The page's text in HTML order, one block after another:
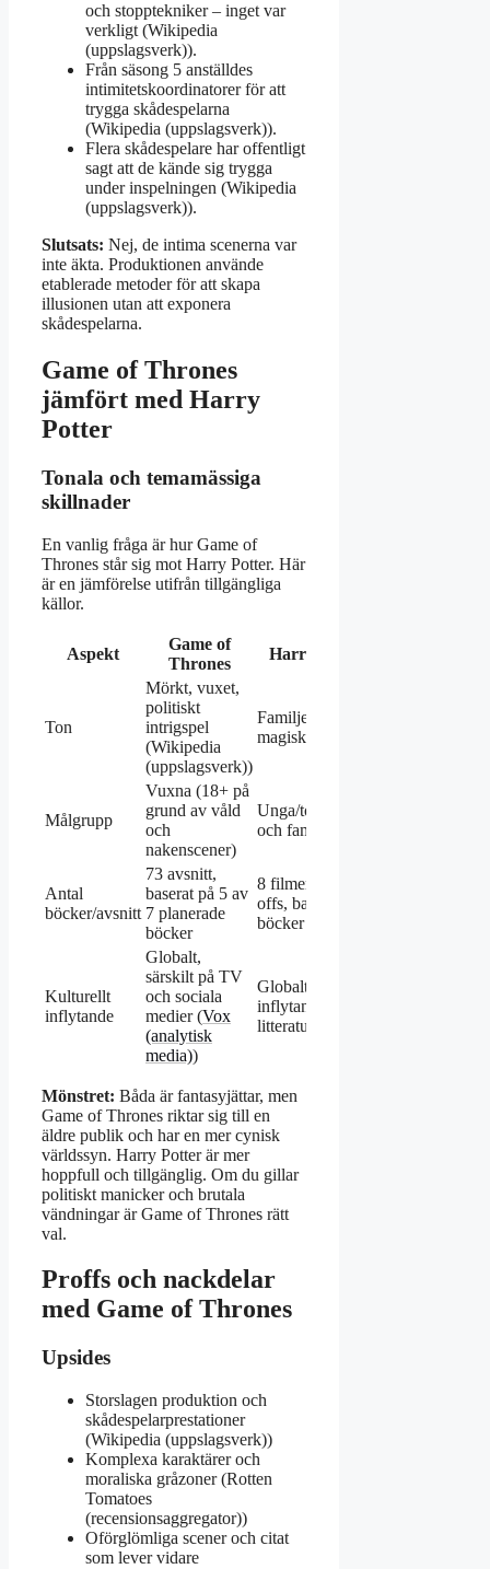
och stopptekniker – inget var
verkligt (Wikipedia
(uppslagsverk)).
Från säsong 5 anställdes
intimitetskoordinatorer för att
trygga skådespelarna
(Wikipedia (uppslagsverk)).
Flera skådespelare har offentligt
sagt att de kände sig trygga
under inspelningen (Wikipedia
(uppslagsverk)).
Slutsats: Nej, de intima scenerna var
inte äkta. Produktionen använde
etablerade metoder för att skapa
illusionen utan att exponera
skådespelarna.
Game of Thrones
jämfört med Harry
Potter
Tonala och temamässiga
skillnader
En vanlig fråga är hur Game of
Thrones står sig mot Harry Potter. Här
är en jämförelse utifrån tillgängliga
källor.
Aspekt
Game of
Thrones
Harry Potter
Ton
Mörkt, vuxet,
politiskt
intrigspel
(Wikipedia
(uppslagsverk))
Familjevänligare,
magisk eskapism
Målgrupp
Vuxna (18+ på
grund av våld
och
nakenscener)
Unga/tonåringar
och familjer
Antal
böcker/avsnitt
73 avsnitt,
baserat på 5 av
7 planerade
böcker
8 filmer + spin-
offs, baserat på 7
böcker
Kulturellt
inflytande
Globalt,
särskilt på TV
och sociala
medier (Vox
(analytisk
media))
Globalt, enormt
inflytande på
litteratur och film
Mönstret: Båda är fantasyjättar, men
Game of Thrones riktar sig till en
äldre publik och har en mer cynisk
världssyn. Harry Potter är mer
hoppfull och tillgänglig. Om du gillar
politiskt manicker och brutala
vändningar är Game of Thrones rätt
val.
Proffs och nackdelar
med Game of Thrones
Upsides
Storslagen produktion och
skådespelarprestationer
(Wikipedia (uppslagsverk))
Komplexa karaktärer och
moraliska gråzoner (Rotten
Tomatoes
(recensionsaggregator))
Oförglömliga scener och citat
som lever vidare